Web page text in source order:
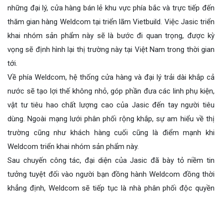
những đại lý, cửa hàng bán lẻ khu vực phía bắc và trực tiếp đến
thăm gian hàng Weldcom tại triển lãm Vietbuild. Việc Jasic triển
khai nhóm sản phẩm này sẽ là bước đi quan trọng, được kỳ
vọng sẽ định hình lại thị trường này tại Việt Nam trong thời gian
tới.
Về phía Weldcom, hệ thống cửa hàng và đại lý trải dài khắp cả
nước sẽ tạo lợi thế không nhỏ, góp phần đưa các linh phụ kiện,
vật tư tiêu hao chất lượng cao của Jasic đến tay người tiêu
dùng. Ngoài mạng lưới phân phối rộng khắp, sự am hiểu về thị
trường cũng như khách hàng cuối cũng là điểm mạnh khi
Weldcom triển khai nhóm sản phẩm này.
Sau chuyến công tác, đại diện của Jasic đã bày tỏ niềm tin
tưởng tuyệt đối vào người bạn đồng hành Weldcom đồng thời
khẳng định, Weldcom sẽ tiếp tục là nhà phân phối độc quyền